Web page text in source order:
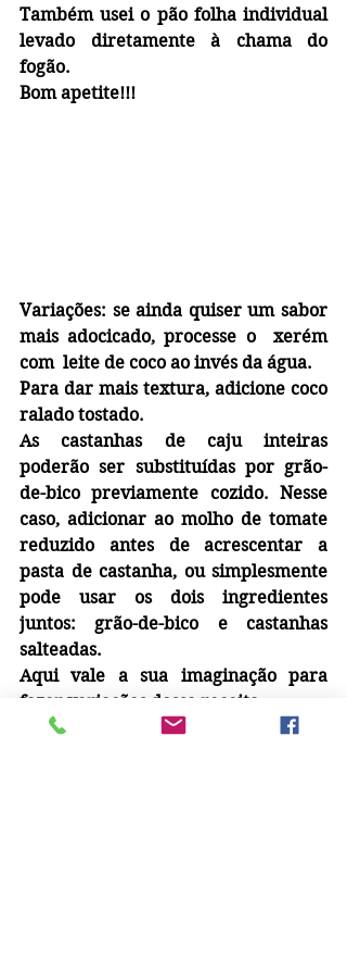
Também usei o pão folha individual
levado diretamente à chama do
fogão.
Bom apetite!!!
Variações: se ainda quiser um sabor
mais adocicado, processe o  xerém
com  leite de coco ao invés da água.
Para dar mais textura, adicione coco
ralado tostado.
As castanhas de caju inteiras
poderão ser substituídas por grão-
de-bico previamente cozido. Nesse
caso, adicionar ao molho de tomate
reduzido antes de acrescentar a
pasta de castanha, ou simplesmente
pode usar os dois ingredientes
juntos: grão-de-bico e castanhas
salteadas.
Aqui vale a sua imaginação para
fazer variações dessa receita.
Agora que você já sabe as dicas, está